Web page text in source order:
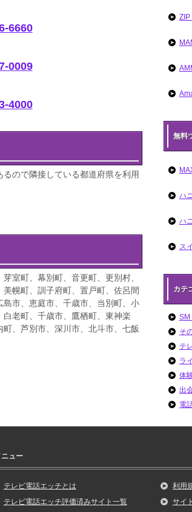
6660
0009
4000
ので隣接している都道府県を利用
室町、幕別町、音更町、更別村、
幌町、訓子府町、置戸町、佐呂間
市、恵庭市、千歳市、当別町、小
老町、千歳市、鷹栖町、東神楽
、芦別市、深川市、北斗市、七飯
ZIP
無料
ハ
ハ
ス
カテ
SM
そ
テ
ラ
体
出
電
ニュー
テレビ電話エッチとは
テレビ電話エッチ評価済みサイト一覧
利用
サイ